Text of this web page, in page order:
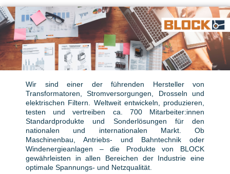
Wir sind einer der führenden Hersteller von
Transformatoren, Stromversorgungen, Drosseln und
elektrischen Filtern. Weltweit entwickeln, produzieren,
testen und vertreiben ca. 700 Mitarbeiter:innen
Standardprodukte und Sonderlösungen für den
nationalen und internationalen Markt. Ob
Maschinenbau, Antriebs- und Bahntechnik oder
Windenergieanlagen – die Produkte von BLOCK
gewährleisten in allen Bereichen der Industrie eine
optimale Spannungs- und Netzqualität.